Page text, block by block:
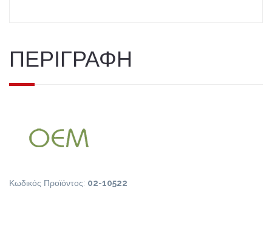
ΠΕΡΙΓΡΑΦΗ
Κωδικός Προϊόντος: 02-10522